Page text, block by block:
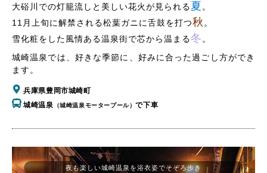
大硲川での灯籠流しと美しい花火が見られる夏 。
11月上旬に解禁される松葉ガニに舌鼓を打つ秋 。
雪化粧をした風情ある温泉街で芯から温まる冬 。
城崎温泉では、好きな季節に、好みに合った過ごし方ができ
ます。
兵庫県豊岡市城崎町
城崎温泉 （城崎温泉モータープール）で下車
夜も楽しい城崎温泉を浴衣姿でそぞろ歩き